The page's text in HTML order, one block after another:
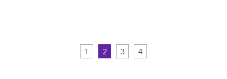
1 2 3 4